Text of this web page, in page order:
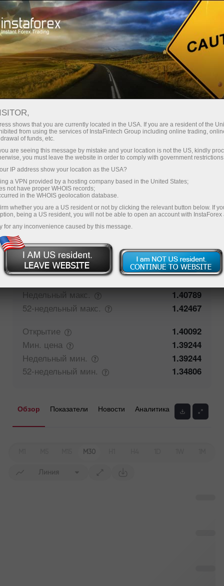
Трейдерам
Торговые условия
USDCAD
1.3943 (%) 07 Aug 2026 20:59
Купить
1.3943
1.394
Мнение трейдеров
Закрытие
1.40093
Недельный макс.
1.40789
52-недельный макс.
1.42467
Открытие
1.40092
Мин. цена
1.39244
Недельный мин.
1.39244
52-недельный мин. 1.34806
Обзор Показатели Новости Аналитика
M30
Линия
shows that you are currently located in the USA. If you are a resident of the
from using the services of InstaFintech Group including online trading,
of funds, etc.
are seeing this message by mistake and your location is not the US, kindly
you must leave the website in order to comply with government
IP address show your location as the USA?
a VPN provided by a hosting company based in the United States;
not have proper WHOIS records;
in the WHOIS geolocation database.
whether you are a US resident or not by clicking the relevant button below. If
being a US resident, you will not be able to open an account with InstaForex
for any inconvenience caused by this message.